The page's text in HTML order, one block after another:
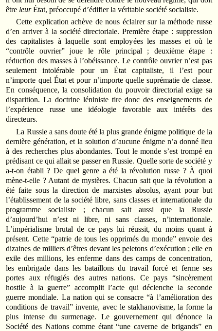
être leurÉtat, préoccupé d’édifier la véritable société socialiste.
Cette explication achève de nous éclairer sur la méthode russe
d’en arriver à la société directoriale. Première étape : suppression
des capitalistes à laquelle sont employées les masses et où le
“contrôle ouvrier” joue le rôle principal ; deuxième étape :
réduction des masses à l’obéissance. Le contrôle ouvrier n’est pas
seulement intolérable pour un État capitaliste, il l’est pour
n’importe quel État et pour n’importe quelle suprématie de classe.
En conséquence, la consolidation du pouvoir directorial exige sa
disparition. La doctrine léniniste tire donc des enseignements de
l’expérience russe une idéologie favorable aux intérêts des
directeurs.
La Russie a sans doute été la plus grande énigme politique de la
dernière génération, et la solution d’aucune énigme n’a donné lieu
à des recherches plus abondantes. Tout le monde s’est trompé en
prédisant ce qui allait se passer en Russie. Quelle sorte de société y
a-t-on établi ? De quel genre a été la révolution russe ? À quoi
mène-t-elle ? Autant de mystères. Chacun sait que la révolution a
été faite sous la direction de marxistes absolus, ayant pour but
l’établissement de la société libre, sans classes et internationale du
programme socialiste ; chacun sait aussi que la Russie
d’aujourd’hui n’est ni libre, ni sans classes, n’internationale.
L’impérialisme brutal de ce pays lui réussit, du moins quant à
présent. Cette “patrie de tous les opprimés du monde” envoie des
dizaines de milliers d’êtres devant les peletons d’exécution ; elle en
exile des millions, les enferme dans des camps de concentration,
les embrigade dans les bataillons du travail forcé et ferme ses
portes aux réfugiés des autres nations. Ce pays “sincèrement
hostile à la guerre” accomplit l’acte qui déclenche la seconde
guerre mondiale. La nation qui se consacre “à l’amélioration des
conditions de travail” invente, avec le stakhanovisme, la forme la
plus intense du surmenage. Le gouvernement qui dénonce la
Société des Nations comme étant “une caverne de brigands” en